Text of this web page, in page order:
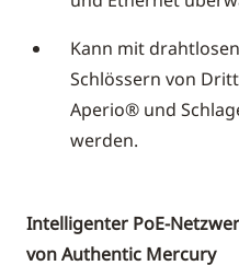
Kann mit
Schlössern von
Aperio® und
werden.
Intelligenter PoE-
von Authentic Mercury